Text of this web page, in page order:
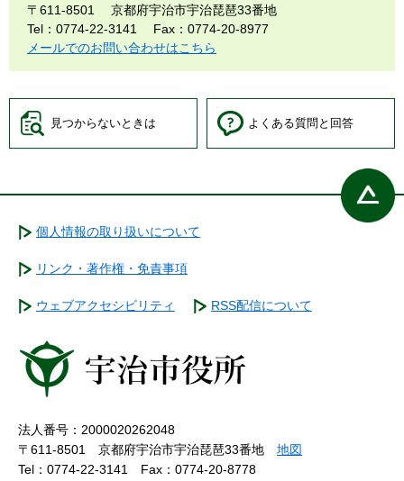
〒611-8501
京都府宇治市宇治琵琶33番地
Tel：0774-22-3141
Fax：0774-20-8977
メールでのお問い合わせはこちら
見つからないときは よくある質問と回答
個人情報の取り扱いについて
リンク・著作権・免責事項
ウェブアクセシビリティ RSS配信について
法人番号：2000020262048
〒611-8501 京都府宇治市宇治琵琶33番地 地図
Tel：0774-22-3141
Fax：0774-20-8778